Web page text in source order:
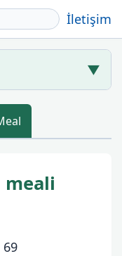
İletişim
▼